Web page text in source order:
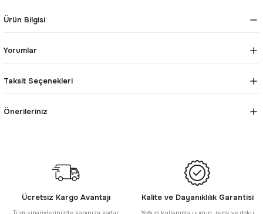
Ürün Bilgisi
Yorumlar
Taksit Seçenekleri
Önerileriniz
Ücretsiz Kargo Avantajı Kalite ve Dayanıklılık Garantisi